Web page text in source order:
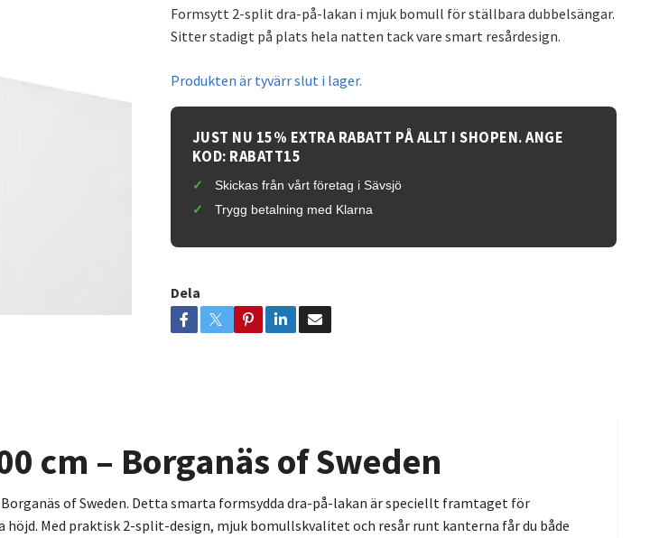
Formsytt 2-split dra-på-lakan i mjuk bomull för ställbara dubbelsängar.
Sitter stadigt på plats hela natten tack vare smart resårdesign.
Produkten är tyvärr slut i lager.
JUST NU 15% EXTRA RABATT PÅ ALLT I SHOPEN. ANGE
KOD: RABATT15
Skickas från vårt företag i Sävsjö
Trygg betalning med Klarna
Dela
cm – Borganäs of Sweden
of Sweden. Detta smarta formsydda dra-på-lakan är speciellt framtaget för
Med praktisk 2-split-design, mjuk bomullskvalitet och resår runt kanterna får du både